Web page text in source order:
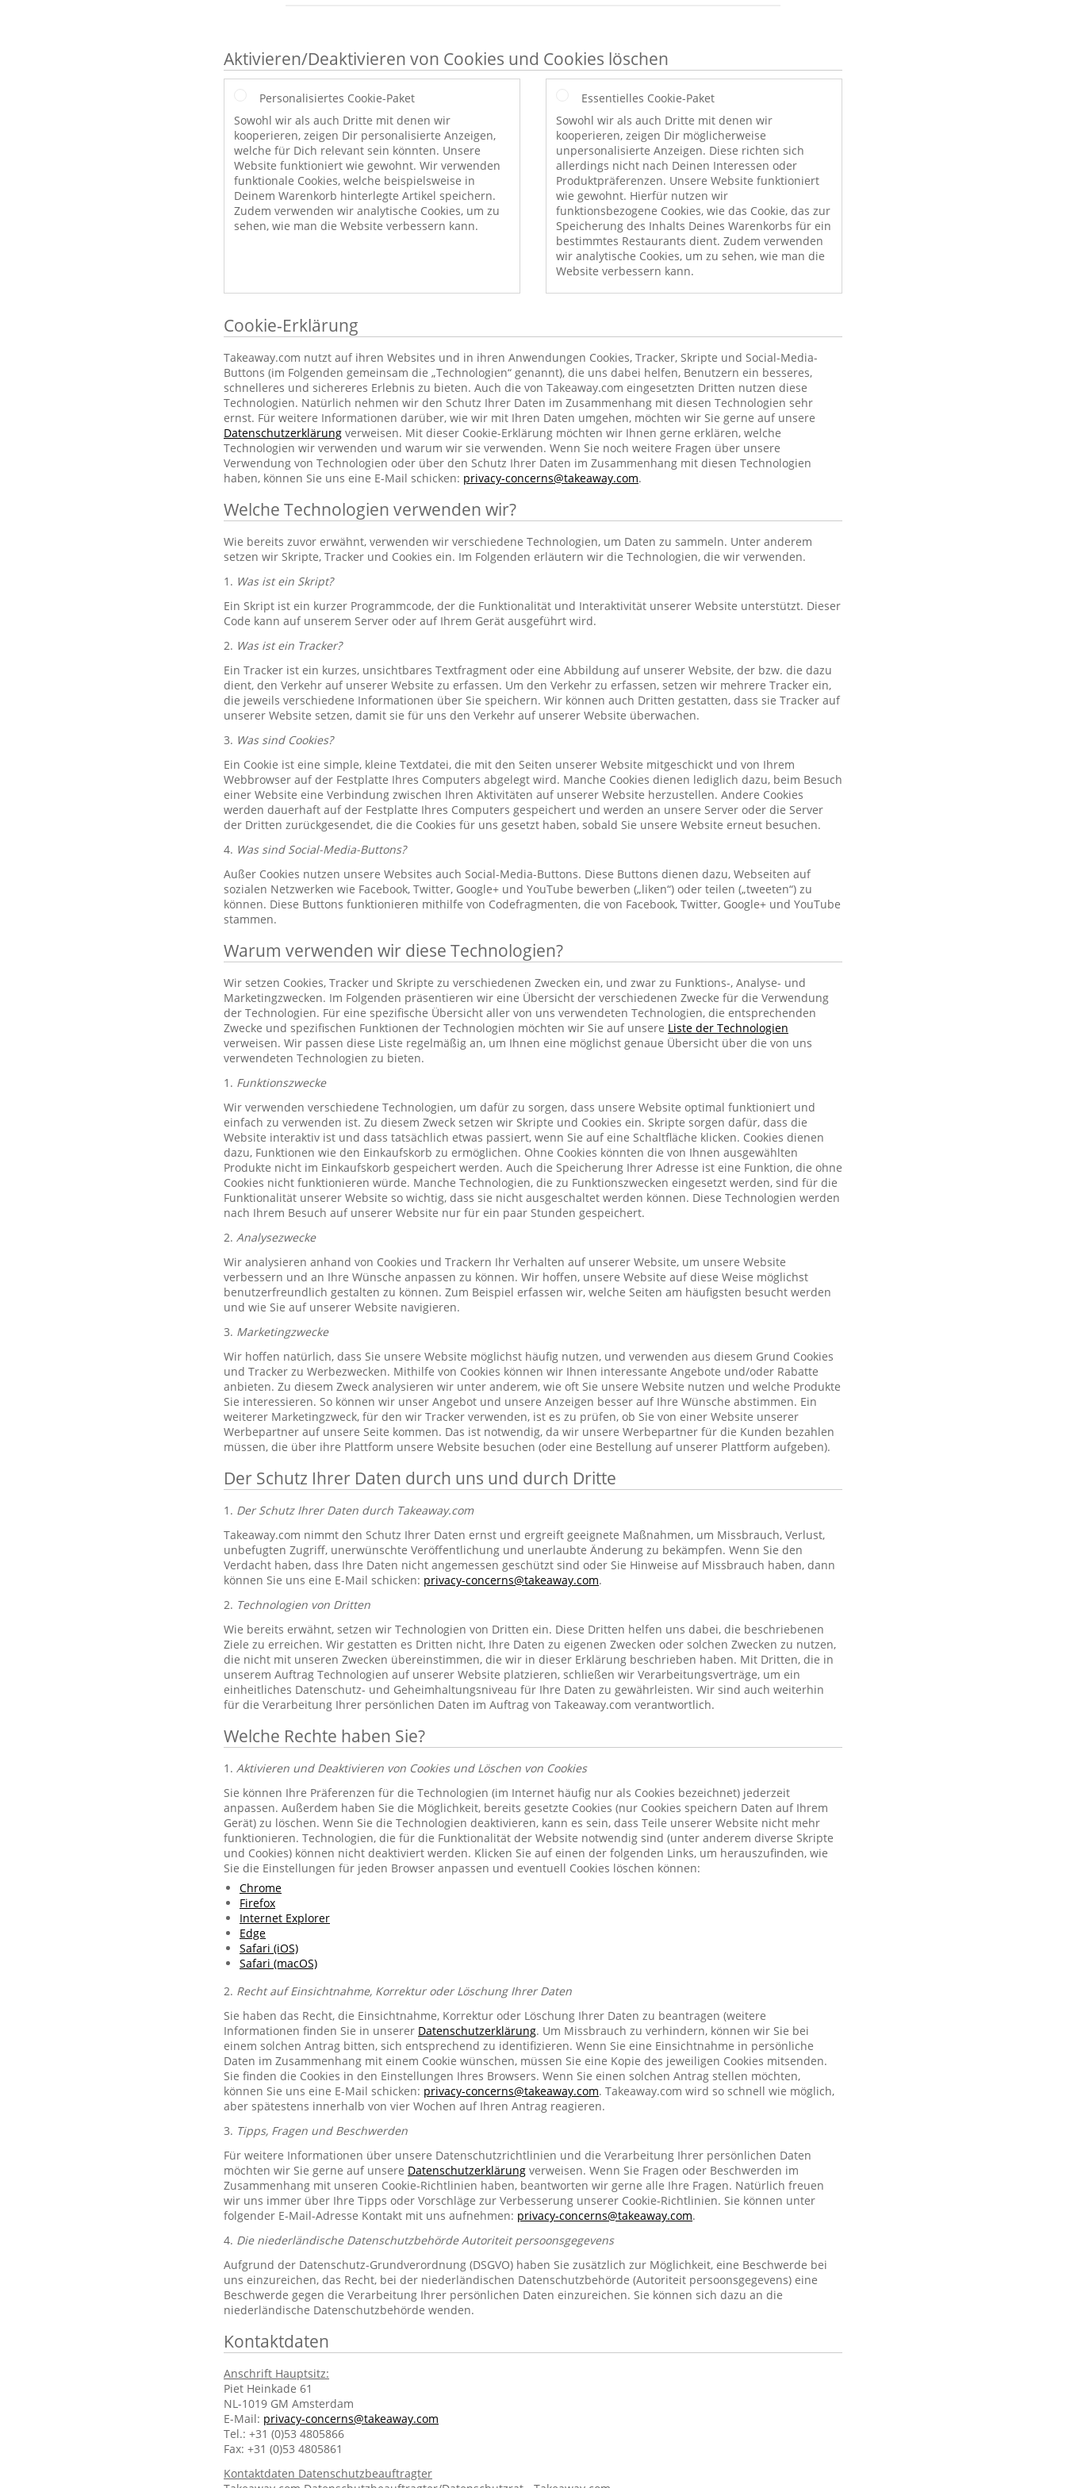
Aktivieren/Deaktivieren von Cookies und Cookies löschen
Personalisiertes Cookie-Paket
Sowohl wir als auch Dritte mit denen wir
kooperieren, zeigen Dir personalisierte Anzeigen,
welche für Dich relevant sein könnten. Unsere
Website funktioniert wie gewohnt. Wir verwenden
funktionale Cookies, welche beispielsweise in
Deinem Warenkorb hinterlegte Artikel speichern.
Zudem verwenden wir analytische Cookies, um zu
sehen, wie man die Website verbessern kann.
Essentielles Cookie-Paket
Sowohl wir als auch Dritte mit denen wir
kooperieren, zeigen Dir möglicherweise
unpersonalisierte Anzeigen. Diese richten sich
allerdings nicht nach Deinen Interessen oder
Produktpräferenzen. Unsere Website funktioniert
wie gewohnt. Hierfür nutzen wir
funktionsbezogene Cookies, wie das Cookie, das zur
Speicherung des Inhalts Deines Warenkorbs für ein
bestimmtes Restaurants dient. Zudem verwenden
wir analytische Cookies, um zu sehen, wie man die
Website verbessern kann.
Cookie-Erklärung
Takeaway.com nutzt auf ihren Websites und in ihren Anwendungen Cookies, Tracker, Skripte und Social-Media-
Buttons (im Folgenden gemeinsam die „Technologien“ genannt), die uns dabei helfen, Benutzern ein besseres,
schnelleres und sichereres Erlebnis zu bieten. Auch die von Takeaway.com eingesetzten Dritten nutzen diese
Technologien. Natürlich nehmen wir den Schutz Ihrer Daten im Zusammenhang mit diesen Technologien sehr
ernst. Für weitere Informationen darüber, wie wir mit Ihren Daten umgehen, möchten wir Sie gerne auf unsere
Datenschutzerklärung verweisen. Mit dieser Cookie-Erklärung möchten wir Ihnen gerne erklären, welche
Technologien wir verwenden und warum wir sie verwenden. Wenn Sie noch weitere Fragen über unsere
Verwendung von Technologien oder über den Schutz Ihrer Daten im Zusammenhang mit diesen Technologien
haben, können Sie uns eine E-Mail schicken: privacy-concerns@takeaway.com.
Welche Technologien verwenden wir?
Wie bereits zuvor erwähnt, verwenden wir verschiedene Technologien, um Daten zu sammeln. Unter anderem
setzen wir Skripte, Tracker und Cookies ein. Im Folgenden erläutern wir die Technologien, die wir verwenden.
1. Was ist ein Skript?
Ein Skript ist ein kurzer Programmcode, der die Funktionalität und Interaktivität unserer Website unterstützt. Dieser
Code kann auf unserem Server oder auf Ihrem Gerät ausgeführt wird.
2. Was ist ein Tracker?
Ein Tracker ist ein kurzes, unsichtbares Textfragment oder eine Abbildung auf unserer Website, der bzw. die dazu
dient, den Verkehr auf unserer Website zu erfassen. Um den Verkehr zu erfassen, setzen wir mehrere Tracker ein,
die jeweils verschiedene Informationen über Sie speichern. Wir können auch Dritten gestatten, dass sie Tracker auf
unserer Website setzen, damit sie für uns den Verkehr auf unserer Website überwachen.
3. Was sind Cookies?
Ein Cookie ist eine simple, kleine Textdatei, die mit den Seiten unserer Website mitgeschickt und von Ihrem
Webbrowser auf der Festplatte Ihres Computers abgelegt wird. Manche Cookies dienen lediglich dazu, beim Besuch
einer Website eine Verbindung zwischen Ihren Aktivitäten auf unserer Website herzustellen. Andere Cookies
werden dauerhaft auf der Festplatte Ihres Computers gespeichert und werden an unsere Server oder die Server
der Dritten zurückgesendet, die die Cookies für uns gesetzt haben, sobald Sie unsere Website erneut besuchen.
4. Was sind Social-Media-Buttons?
Außer Cookies nutzen unsere Websites auch Social-Media-Buttons. Diese Buttons dienen dazu, Webseiten auf
sozialen Netzwerken wie Facebook, Twitter, Google+ und YouTube bewerben („liken“) oder teilen („tweeten“) zu
können. Diese Buttons funktionieren mithilfe von Codefragmenten, die von Facebook, Twitter, Google+ und YouTube
stammen.
Warum verwenden wir diese Technologien?
Wir setzen Cookies, Tracker und Skripte zu verschiedenen Zwecken ein, und zwar zu Funktions-, Analyse- und
Marketingzwecken. Im Folgenden präsentieren wir eine Übersicht der verschiedenen Zwecke für die Verwendung
der Technologien. Für eine spezifische Übersicht aller von uns verwendeten Technologien, die entsprechenden
Zwecke und spezifischen Funktionen der Technologien möchten wir Sie auf unsere Liste der Technologien
verweisen. Wir passen diese Liste regelmäßig an, um Ihnen eine möglichst genaue Übersicht über die von uns
verwendeten Technologien zu bieten.
1. Funktionszwecke
Wir verwenden verschiedene Technologien, um dafür zu sorgen, dass unsere Website optimal funktioniert und
einfach zu verwenden ist. Zu diesem Zweck setzen wir Skripte und Cookies ein. Skripte sorgen dafür, dass die
Website interaktiv ist und dass tatsächlich etwas passiert, wenn Sie auf eine Schaltfläche klicken. Cookies dienen
dazu, Funktionen wie den Einkaufskorb zu ermöglichen. Ohne Cookies könnten die von Ihnen ausgewählten
Produkte nicht im Einkaufskorb gespeichert werden. Auch die Speicherung Ihrer Adresse ist eine Funktion, die ohne
Cookies nicht funktionieren würde. Manche Technologien, die zu Funktionszwecken eingesetzt werden, sind für die
Funktionalität unserer Website so wichtig, dass sie nicht ausgeschaltet werden können. Diese Technologien werden
nach Ihrem Besuch auf unserer Website nur für ein paar Stunden gespeichert.
2. Analysezwecke
Wir analysieren anhand von Cookies und Trackern Ihr Verhalten auf unserer Website, um unsere Website
verbessern und an Ihre Wünsche anpassen zu können. Wir hoffen, unsere Website auf diese Weise möglichst
benutzerfreundlich gestalten zu können. Zum Beispiel erfassen wir, welche Seiten am häufigsten besucht werden
und wie Sie auf unserer Website navigieren.
3. Marketingzwecke
Wir hoffen natürlich, dass Sie unsere Website möglichst häufig nutzen, und verwenden aus diesem Grund Cookies
und Tracker zu Werbezwecken. Mithilfe von Cookies können wir Ihnen interessante Angebote und/oder Rabatte
anbieten. Zu diesem Zweck analysieren wir unter anderem, wie oft Sie unsere Website nutzen und welche Produkte
Sie interessieren. So können wir unser Angebot und unsere Anzeigen besser auf Ihre Wünsche abstimmen. Ein
weiterer Marketingzweck, für den wir Tracker verwenden, ist es zu prüfen, ob Sie von einer Website unserer
Werbepartner auf unsere Seite kommen. Das ist notwendig, da wir unsere Werbepartner für die Kunden bezahlen
müssen, die über ihre Plattform unsere Website besuchen (oder eine Bestellung auf unserer Plattform aufgeben).
Der Schutz Ihrer Daten durch uns und durch Dritte
1. Der Schutz Ihrer Daten durch Takeaway.com
Takeaway.com nimmt den Schutz Ihrer Daten ernst und ergreift geeignete Maßnahmen, um Missbrauch, Verlust,
unbefugten Zugriff, unerwünschte Veröffentlichung und unerlaubte Änderung zu bekämpfen. Wenn Sie den
Verdacht haben, dass Ihre Daten nicht angemessen geschützt sind oder Sie Hinweise auf Missbrauch haben, dann
können Sie uns eine E-Mail schicken: privacy-concerns@takeaway.com.
2. Technologien von Dritten
Wie bereits erwähnt, setzen wir Technologien von Dritten ein. Diese Dritten helfen uns dabei, die beschriebenen
Ziele zu erreichen. Wir gestatten es Dritten nicht, Ihre Daten zu eigenen Zwecken oder solchen Zwecken zu nutzen,
die nicht mit unseren Zwecken übereinstimmen, die wir in dieser Erklärung beschrieben haben. Mit Dritten, die in
unserem Auftrag Technologien auf unserer Website platzieren, schließen wir Verarbeitungsverträge, um ein
einheitliches Datenschutz- und Geheimhaltungsniveau für Ihre Daten zu gewährleisten. Wir sind auch weiterhin
für die Verarbeitung Ihrer persönlichen Daten im Auftrag von Takeaway.com verantwortlich.
Welche Rechte haben Sie?
1. Aktivieren und Deaktivieren von Cookies und Löschen von Cookies
Sie können Ihre Präferenzen für die Technologien (im Internet häufig nur als Cookies bezeichnet) jederzeit
anpassen. Außerdem haben Sie die Möglichkeit, bereits gesetzte Cookies (nur Cookies speichern Daten auf Ihrem
Gerät) zu löschen. Wenn Sie die Technologien deaktivieren, kann es sein, dass Teile unserer Website nicht mehr
funktionieren. Technologien, die für die Funktionalität der Website notwendig sind (unter anderem diverse Skripte
und Cookies) können nicht deaktiviert werden. Klicken Sie auf einen der folgenden Links, um herauszufinden, wie
Sie die Einstellungen für jeden Browser anpassen und eventuell Cookies löschen können:
Chrome
Firefox
Internet Explorer
Edge
Safari (iOS)
Safari (macOS)
2. Recht auf Einsichtnahme, Korrektur oder Löschung Ihrer Daten
Sie haben das Recht, die Einsichtnahme, Korrektur oder Löschung Ihrer Daten zu beantragen (weitere
Informationen finden Sie in unserer Datenschutzerklärung. Um Missbrauch zu verhindern, können wir Sie bei
einem solchen Antrag bitten, sich entsprechend zu identifizieren. Wenn Sie eine Einsichtnahme in persönliche
Daten im Zusammenhang mit einem Cookie wünschen, müssen Sie eine Kopie des jeweiligen Cookies mitsenden.
Sie finden die Cookies in den Einstellungen Ihres Browsers. Wenn Sie einen solchen Antrag stellen möchten,
können Sie uns eine E-Mail schicken: privacy-concerns@takeaway.com. Takeaway.com wird so schnell wie möglich,
aber spätestens innerhalb von vier Wochen auf Ihren Antrag reagieren.
3. Tipps, Fragen und Beschwerden
Für weitere Informationen über unsere Datenschutzrichtlinien und die Verarbeitung Ihrer persönlichen Daten
möchten wir Sie gerne auf unsere Datenschutzerklärung verweisen. Wenn Sie Fragen oder Beschwerden im
Zusammenhang mit unseren Cookie-Richtlinien haben, beantworten wir gerne alle Ihre Fragen. Natürlich freuen
wir uns immer über Ihre Tipps oder Vorschläge zur Verbesserung unserer Cookie-Richtlinien. Sie können unter
folgender E-Mail-Adresse Kontakt mit uns aufnehmen: privacy-concerns@takeaway.com.
4. Die niederländische Datenschutzbehörde Autoriteit persoonsgegevens
Aufgrund der Datenschutz-Grundverordnung (DSGVO) haben Sie zusätzlich zur Möglichkeit, eine Beschwerde bei
uns einzureichen, das Recht, bei der niederländischen Datenschutzbehörde (Autoriteit persoonsgegevens) eine
Beschwerde gegen die Verarbeitung Ihrer persönlichen Daten einzureichen. Sie können sich dazu an die
niederländische Datenschutzbehörde wenden.
Kontaktdaten
Anschrift Hauptsitz:
Piet Heinkade 61
NL-1019 GM Amsterdam
E-Mail: privacy-concerns@takeaway.com
Tel.: +31 (0)53 4805866
Fax: +31 (0)53 4805861
Kontaktdaten Datenschutzbeauftragter